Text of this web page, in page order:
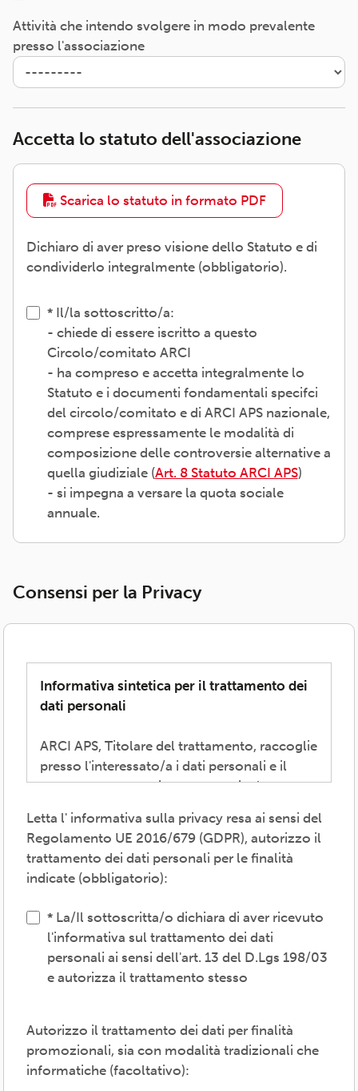
Attività che intendo svolgere in modo prevalente
presso l'associazione
Accetta lo statuto dell'associazione
Scarica lo statuto in formato PDF
Dichiaro di aver preso visione dello Statuto e di
condividerlo integralmente (obbligatorio).
Il/la sottoscritto/a:
- chiede di essere iscritto a questo
Circolo/comitato ARCI
- ha compreso e accetta integralmente lo
Statuto e i documenti fondamentali specifci
del circolo/comitato e di ARCI APS nazionale,
comprese espressamente le modalità di
composizione delle controversie alternative a
quella giudiziale (Art. 8 Statuto ARCI APS)
- si impegna a versare la quota sociale
annuale.
Consensi per la Privacy
Informativa sintetica per il trattamento dei
dati personali
ARCI APS, Titolare del trattamento, raccoglie
presso l'interessato/a i dati personali e il
consenso necessari per consentire la
perseguire i valori propri del movimento
ARCI e affermati negli atti associativi
fondamentali -anche mediante attività,
convenzioni e servizi-, provvedere agli
vigenti, inviare comunicazioni promozionali.
Il trattamento verrà effettuato: con modalità
cartacea e/o informatica; in modo lecito,
interni e/o comunicando i dati a soggetti
esterni (amministrazioni/autorità; fornitori di
specifici servizi di supporto -es. consulenza
Letta l' informativa sulla privacy resa ai sensi del
Regolamento UE 2016/679 (GDPR), autorizzo il
trattamento dei dati personali per le finalità
indicate (obbligatorio):
La/Il sottoscritta/o dichiara di aver ricevuto
l'informativa sul trattamento dei dati
personali ai sensi dell'art. 13 del D.Lgs 198/03
e autorizza il trattamento stesso
Autorizzo il trattamento dei dati per finalità
promozionali, sia con modalità tradizionali che
informatiche (facoltativo):